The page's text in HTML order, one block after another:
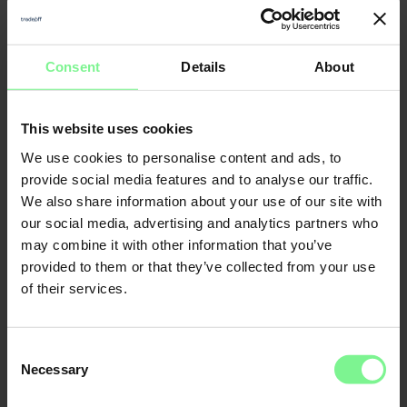
Consent Details About
This website uses cookies
We use cookies to personalise content and ads, to
provide social media features and to analyse our traffic.
We also share information about your use of our site with
our social media, advertising and analytics partners who
may combine it with other information that you’ve
provided to them or that they’ve collected from your use
of their services.
Selection
Necessary
Nicole
Büttner
Economic Forum
Elisabeth
L'Orange
CFO